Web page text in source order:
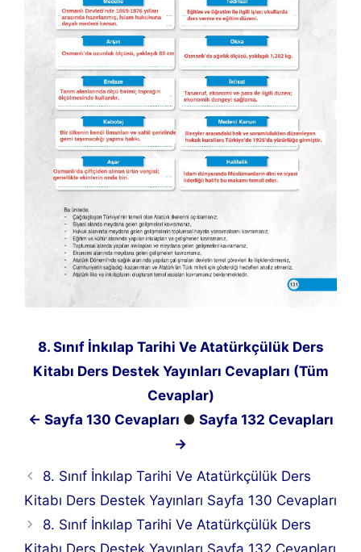
8. Sınıf İnkılap Tarihi Ve Atatürkçülük Ders
Kitabı Ders Destek Yayınları Cevapları (Tüm
Cevaplar)
← Sayfa 130 Cevapları ● Sayfa 132 Cevapları
→
8. Sınıf İnkılap Tarihi Ve Atatürkçülük Ders
Kitabı Ders Destek Yayınları Sayfa 130 Cevapları
8. Sınıf İnkılap Tarihi Ve Atatürkçülük Ders